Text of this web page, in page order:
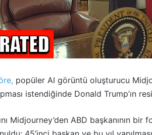
popüler AI görüntü oluşturucu
istendiğinde Donald Trump’ın
Midjourney’den ABD başkanının bir